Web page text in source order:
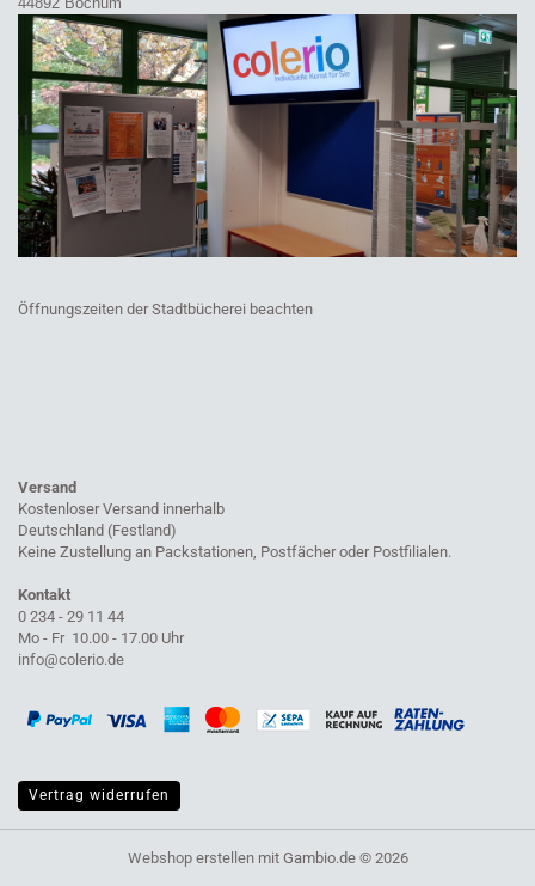
Öffnungszeiten der Stadtbücherei beachten
Versand
Kostenloser Versand innerhalb
Deutschland (Festland)
Keine Zustellung an Packstationen, Postfächer oder Postfilialen.
Kontakt
0 234 - 29 11 44
Mo - Fr 10.00 - 17.00 Uhr
info@colerio.de
Vertrag widerrufen
Webshop erstellenmit Gambio.de © 2026